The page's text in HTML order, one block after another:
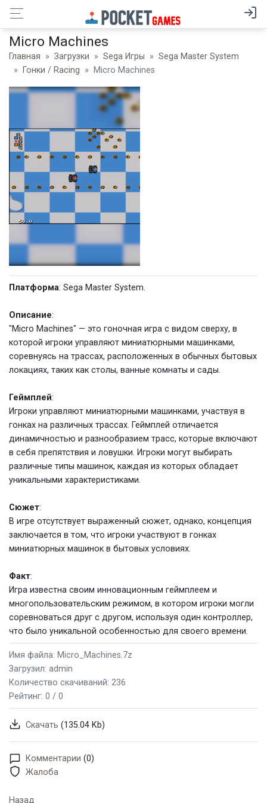
Micro Machines
Главная Загрузки Sega Игры
Sega Master System
Гонки / Racing
Micro Machines
Платформа: Sega Master System.
Описание:
"Micro Machines" — это гоночная игра с видом сверху, в
которой игроки управляют миниатюрными машинками,
соревнуясь на трассах, расположенных в обычных бытовых
локациях, таких как столы, ванные комнаты и сады.
Геймплей:
Игроки управляют миниатюрными машинками, участвуя в
гонках на различных трассах. Геймплей отличается
динамичностью и разнообразием трасс, которые включают
в себя препятствия и ловушки. Игроки могут выбирать
различные типы машинок, каждая из которых обладает
уникальными характеристиками.
Сюжет:
В игре отсутствует выраженный сюжет, однако, концепция
заключается в том, что игроки участвуют в гонках
миниатюрных машинок в бытовых условиях.
Факт:
Игра известна своим инновационным геймплеем и
многопользовательским режимом, в котором игроки могли
соревноваться друг с другом, используя один контроллер,
что было уникальной особенностью для своего времени.
Имя файла: Micro_Machines.7z
Загрузил: admin
Количество скачиваний: 236
Рейтинг: 0 / 0
Скачать (135.04 Kb)
Комментарии (0)
Жалоба
Назад